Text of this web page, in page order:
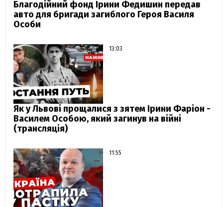
Благодійний фонд Ірини Федишин передав
авто для бригади загиблого Героя Василя
Особи
13:03
Як у Львові прощалися з зятем Ірини Фаріон -
Василем Особою, який загинув на війні
(трансляція)
11:55